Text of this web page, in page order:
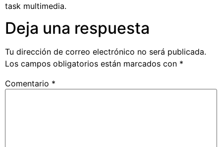
task multimedia.
Deja una respuesta
Tu dirección de correo electrónico no será publicada.
Los campos obligatorios están marcados con *
Comentario *